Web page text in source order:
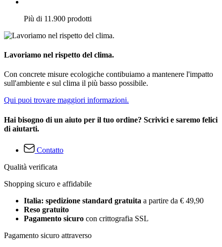
Più di 11.900 prodotti
Lavoriamo nel rispetto del clima.
Con concrete misure ecologiche contibuiamo a mantenere l'impatto
sull'ambiente e sul clima il più basso possibile.
Qui puoi trovare maggiori informazioni.
Hai bisogno di un aiuto per il tuo ordine? Scrivici e saremo felici
di aiutarti.
Contatto
Qualità verificata
Shopping sicuro e affidabile
Italia: spedizione standard gratuita a partire da € 49,90
Reso gratuito
Pagamento sicuro con crittografia SSL
Pagamento sicuro attraverso